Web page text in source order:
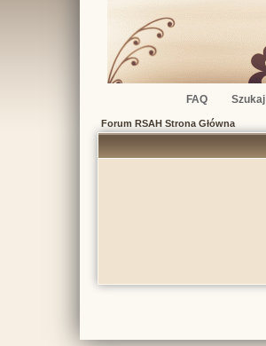
FAQ Szukaj
Forum RSAH Strona Główna